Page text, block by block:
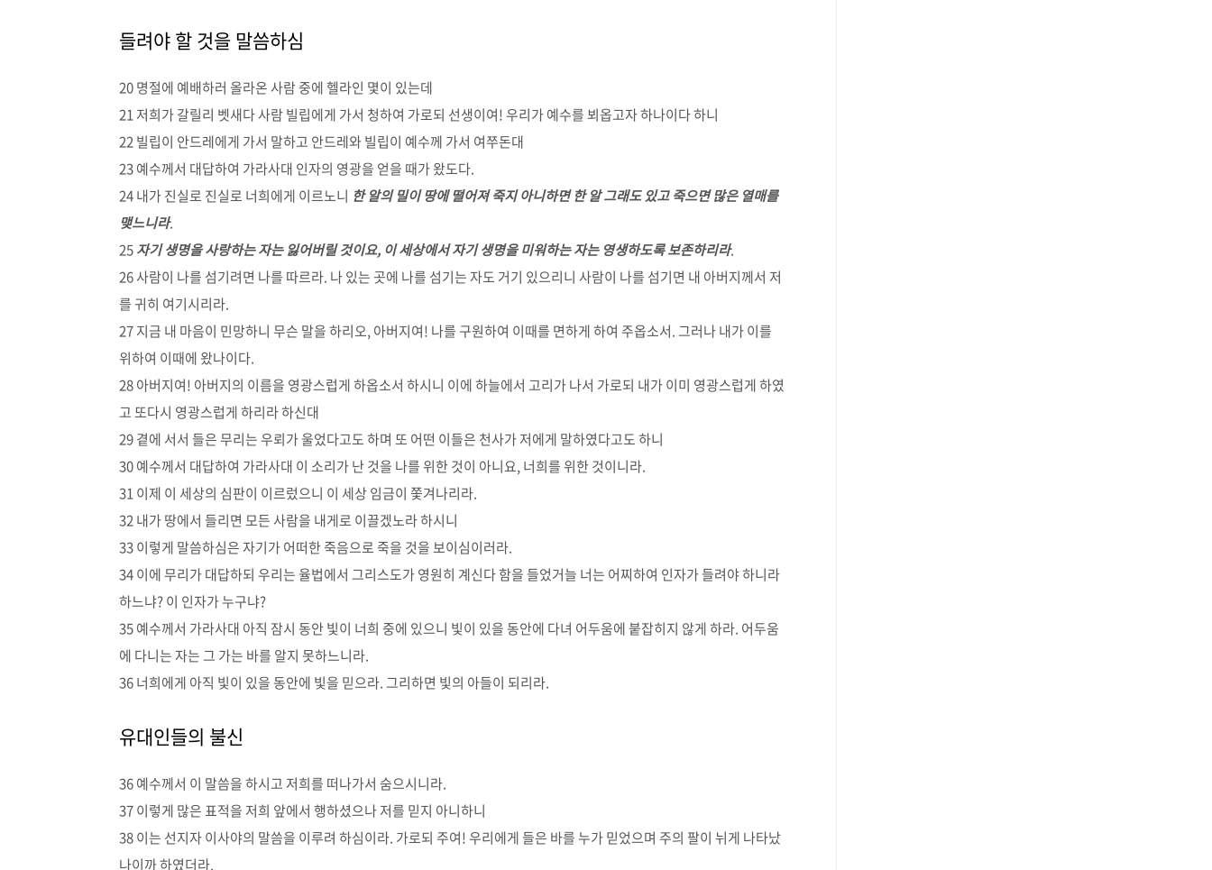
들려야 할 것을 말씀하심
20 명절에 예배하러 올라온 사람 중에 헬라인 몇이 있는데
21 저희가 갈릴리 벳새다 사람 빌립에게 가서 청하여 가로되 선생이여! 우리가 예수를 뵈옵고자 하나이다 하니
22 빌립이 안드레에게 가서 말하고 안드레와 빌립이 예수께 가서 여쭈돈대
23 예수께서 대답하여 가라사대 인자의 영광을 얻을 때가 왔도다.
24 내가 진실로 진실로 너희에게 이르노니 한 알의 밀이 땅에 떨어져 죽지 아니하면 한 알 그래도 있고 죽으면 많은 열매를
맺느니라.
25자기 생명을 사랑하는 자는 잃어버릴 것이요, 이 세상에서 자기 생명을 미워하는 자는 영생하도록 보존하리라.
26 사람이 나를 섬기려면 나를 따르라. 나 있는 곳에 나를 섬기는 자도 거기 있으리니 사람이 나를 섬기면 내 아버지께서 저
를 귀히 여기시리라.
27 지금 내 마음이 민망하니 무슨 말을 하리오, 아버지여! 나를 구원하여 이때를 면하게 하여 주옵소서. 그러나 내가 이를
위하여 이때에 왔나이다.
28 아버지여! 아버지의 이름을 영광스럽게 하옵소서 하시니 이에 하늘에서 고리가 나서 가로되 내가 이미 영광스럽게 하였
고 또다시 영광스럽게 하리라 하신대
29 곁에 서서 들은 무리는 우뢰가 울었다고도 하며 또 어떤 이들은 천사가 저에게 말하였다고도 하니
30 예수께서 대답하여 가라사대 이 소리가 난 것을 나를 위한 것이 아니요, 너희를 위한 것이니라.
31 이제 이 세상의 심판이 이르렀으니 이 세상 임금이 쫓겨나리라.
32 내가 땅에서 들리면 모든 사람을 내게로 이끌겠노라 하시니
33 이렇게 말씀하심은 자기가 어떠한 죽음으로 죽을 것을 보이심이러라.
34 이에 무리가 대답하되 우리는 율법에서 그리스도가 영원히 계신다 함을 들었거늘 너는 어찌하여 인자가 들려야 하니라
하느냐? 이 인자가 누구냐?
35 예수께서 가라사대 아직 잠시 동안 빛이 너희 중에 있으니 빛이 있을 동안에 다녀 어두움에 붙잡히지 않게 하라. 어두움
에 다니는 자는 그 가는 바를 알지 못하느니라.
36 너희에게 아직 빛이 있을 동안에 빛을 믿으라. 그리하면 빛의 아들이 되리라.
유대인들의 불신
36 예수께서 이 말씀을 하시고 저희를 떠나가서 숨으시니라.
37 이렇게 많은 표적을 저희 앞에서 행하셨으나 저를 믿지 아니하니
38 이는 선지자 이사야의 말씀을 이루려 하심이라. 가로되 주여! 우리에게 들은 바를 누가 믿었으며 주의 팔이 뉘게 나타났
나이까 하였더라.